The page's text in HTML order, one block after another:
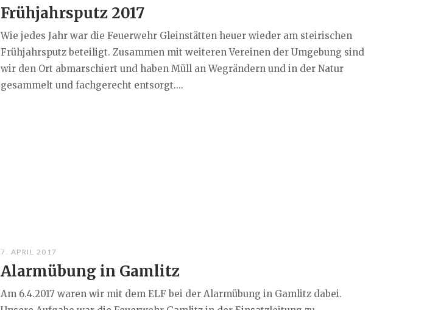
Frühjahrsputz 2017
Wie jedes Jahr war die Feuerwehr Gleinstätten heuer wieder am steirischen
Frühjahrsputz beteiligt. Zusammen mit weiteren Vereinen der Umgebung sind
wir den Ort abmarschiert und haben Müll an Wegrändern und in der Natur
gesammelt und fachgerecht entsorgt....
7. APRIL 2017
Alarmübung in Gamlitz
Am 6.4.2017 waren wir mit dem ELF bei der Alarmübung in Gamlitz dabei.